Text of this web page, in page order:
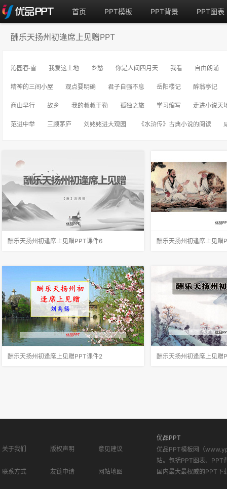
首页 PPT模板 PPT背景 PPT图表
酬乐天扬州初逢席上见赠PPT
沁园春·雪 我爱这土地 乡愁 你是人间四月天 我看 自由朗诵
精神的三间小屋 观点要明确 君子自强不息 岳阳楼记 醉翁亭记
商山早行 故乡 我的叔叔于勒 孤独之旅 学习缩写 走进小说天
范进中举 三顾茅庐 刘姥姥进大观园 《水浒传》古典小说的阅读
酬乐天扬州初逢席上见赠PPT课件6
之荒僻，贬时之漫长，凄凉地弃置身流露出诗人
对自己被贬谪、遭弃置的命运的辛酸和愤懑不
平。回到家乡，熟悉的人都已逝去，只能吟着西
晋向秀写的《思旧赋》来怀念他们，而
酬乐天扬州初逢席上见赠
此，刘禹锡的真正思想
是你长守寂寞独自蹉跎
诗的意思是反过来劝慰白
蹉跎而忧伤；对世事的
酬乐天扬州初逢席上见赠PPT课件2
酬乐天扬州初逢席上见赠
关于我们 版权声明 意见建议
联系方式 友链申请 网站地图
优品PPT
优品PPT模板网（
站。包括PPT图表、PPT
国内最大最权威的PPT下